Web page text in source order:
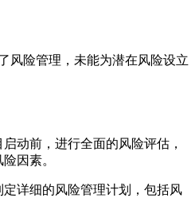
风险管理，未能为潜在风险设立
动前，进行全面的风险评估，
因素。
定详细的风险管理计划，包括风